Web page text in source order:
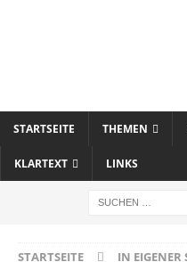
STARTSEITE THEMEN
KLARTEXT LINKS
STARTSEITE IN EIGENER